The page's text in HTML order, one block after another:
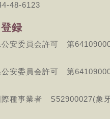
48-6123
録
公安委員会許可 第
公安委員会許可 第
際種事業者 S52900027(象